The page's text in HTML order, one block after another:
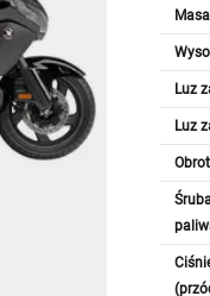
Luz
Luz